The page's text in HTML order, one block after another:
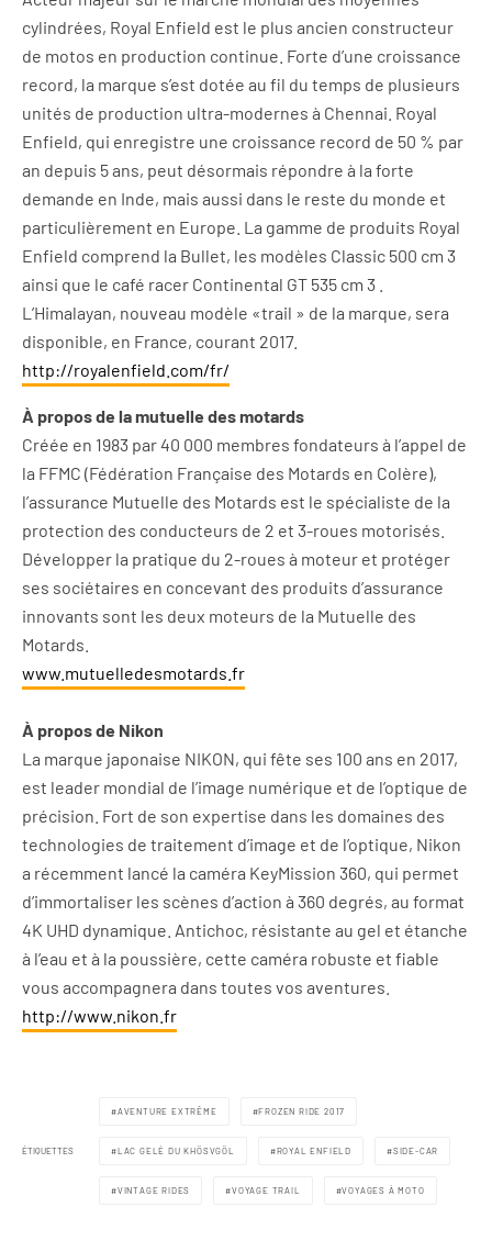
cylindrées, Royal Enfield est le plus ancien constructeur
de motos en production continue. Forte d’une croissance
record, la marque s’est dotée au fil du temps de plusieurs
unités de production ultra-modernes à Chennai. Royal
Enfield, qui enregistre une croissance record de 50 % par
an depuis 5 ans, peut désormais répondre à la forte
demande en Inde, mais aussi dans le reste du monde et
particulièrement en Europe. La gamme de produits Royal
Enfield comprend la Bullet, les modèles Classic 500 cm 3
ainsi que le café racer Continental GT 535 cm 3 .
L’Himalayan, nouveau modèle «trail » de la marque, sera
disponible, en France, courant 2017.
http://royalenfield.com/fr/
À propos de la mutuelle des motards
Créée en 1983 par 40 000 membres fondateurs à l’appel de
la FFMC (Fédération Française des Motards en Colère),
l’assurance Mutuelle des Motards est le spécialiste de la
protection des conducteurs de 2 et 3-roues motorisés.
Développer la pratique du 2-roues à moteur et protéger
ses sociétaires en concevant des produits d’assurance
innovants sont les deux moteurs de la Mutuelle des
Motards.
www.mutuelledesmotards.fr
À propos de Nikon
La marque japonaise NIKON, qui fête ses 100 ans en 2017,
est leader mondial de l’image numérique et de l’optique de
précision. Fort de son expertise dans les domaines des
technologies de traitement d’image et de l’optique, Nikon
a récemment lancé la caméra KeyMission 360, qui permet
d’immortaliser les scènes d’action à 360 degrés, au format
4K UHD dynamique. Antichoc, résistante au gel et étanche
à l’eau et à la poussière, cette caméra robuste et fiable
vous accompagnera dans toutes vos aventures.
http://www.nikon.fr
ÉTIQUETTES
AVENTURE EXTRÊME FROZEN RIDE 2017
LAC GELÉ DU KHÖSVGÖL ROYAL ENFIELD SIDE-CAR
VINTAGE RIDES VOYAGE TRAIL VOYAGES À MOTO